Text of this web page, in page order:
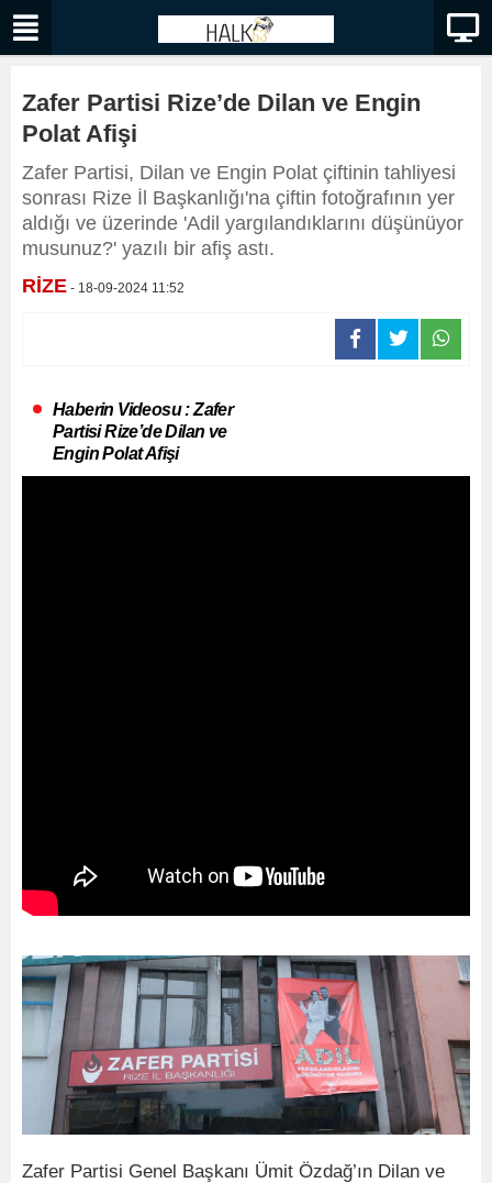
Zafer Partisi Rize’de Dilan ve Engin
Polat Afişi
Zafer Partisi, Dilan ve Engin Polat çiftinin tahliyesi
sonrası Rize İl Başkanlığı'na çiftin fotoğrafının yer
aldığı ve üzerinde 'Adil yargılandıklarını düşünüyor
musunuz?' yazılı bir afiş astı.
RİZE - 18-09-2024 11:52
Haberin Videosu : Zafer
Partisi Rize’de Dilan ve
Engin Polat Afişi
Zafer Partisi Genel Başkanı Ümit Özdağ’ın Dilan ve